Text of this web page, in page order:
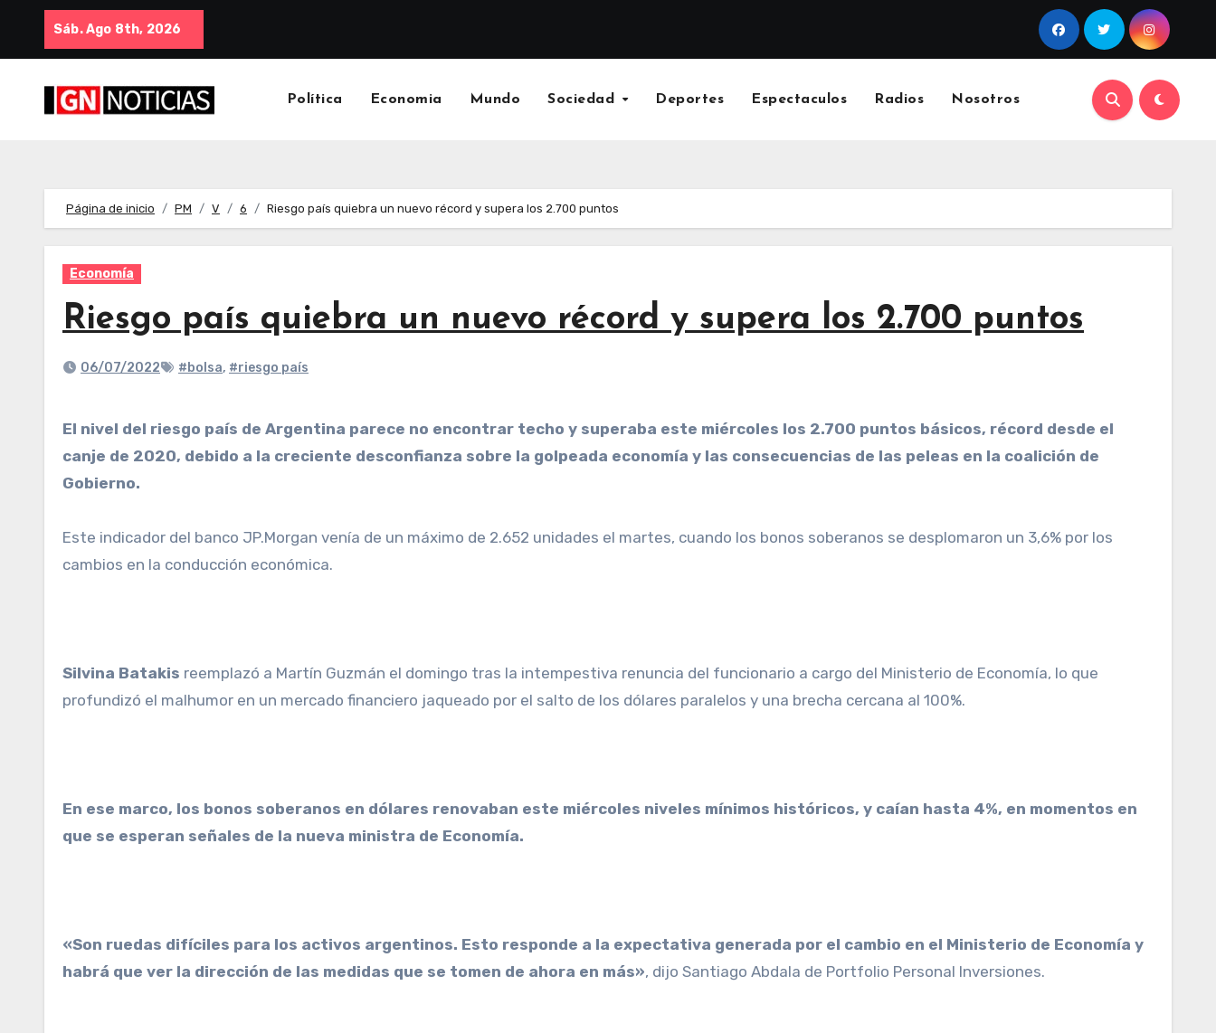
Sáb. Ago 8th, 2026
Política Economia Mundo Sociedad Deportes Espectaculos Radios Nosotros
Página de inicio PM V 6 Riesgo país quiebra un nuevo récord y supera los 2.700 puntos
Economía
Riesgo país quiebra un nuevo récord y supera los 2.700 puntos
06/07/2022 #bolsa, #riesgo país
El nivel del riesgo país de Argentina parece no encontrar techo y superaba este miércoles los 2.700 puntos básicos, récord desde el
canje de 2020, debido a la creciente desconfianza sobre la golpeada economía y las consecuencias de las peleas en la coalición de
Gobierno.
Este indicador del banco JP.Morgan venía de un máximo de 2.652 unidades el martes, cuando los bonos soberanos se desplomaron un 3,6% por los
cambios en la conducción económica.
Silvina Batakis reemplazó a Martín Guzmán el domingo tras la intempestiva renuncia del funcionario a cargo del Ministerio de Economía, lo que
profundizó el malhumor en un mercado financiero jaqueado por el salto de los dólares paralelos y una brecha cercana al 100%.
En ese marco, los bonos soberanos en dólares renovaban este miércoles niveles mínimos históricos, y caían hasta 4%, en momentos en
que se esperan señales de la nueva ministra de Economía.
«Son ruedas difíciles para los activos argentinos. Esto responde a la expectativa generada por el cambio en el Ministerio de Economía y
habrá que ver la dirección de las medidas que se tomen de ahora en más», dijo Santiago Abdala de Portfolio Personal Inversiones.